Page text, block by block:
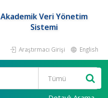
Akademik Veri Yönetim
Sistemi
Araştırmacı Girişi English